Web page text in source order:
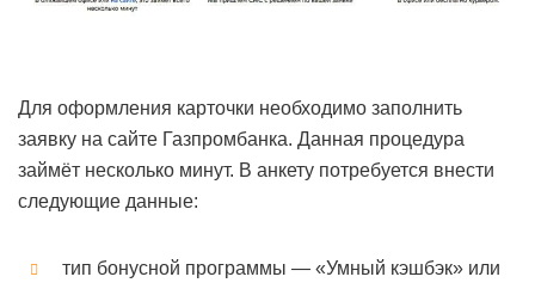
Для оформления карточки необходимо заполнить
заявку на сайте Газпромбанка. Данная процедура
займёт несколько минут. В анкету потребуется внести
следующие данные:
тип бонусной программы — «Умный кэшбэк» или